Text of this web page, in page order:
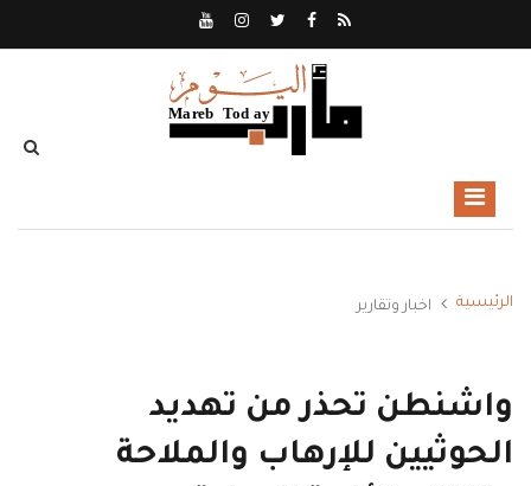
الرئيسية اخبار وتقارير
واشنطن تحذر من تهديد
الحوثيين للإرهاب والملاحة